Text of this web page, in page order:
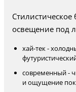
Стилистическое
освещение под
хай-тек -
современный -
и ощущение